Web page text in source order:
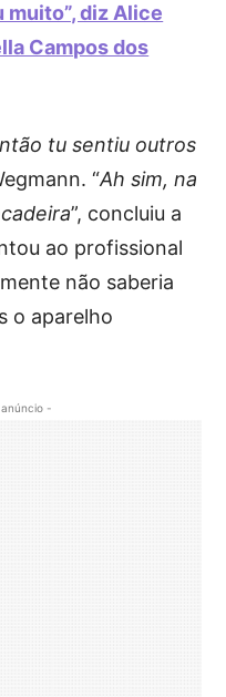
muito”, diz Alice
Campos dos
tu sentiu outros
“Ah sim, na
”, concluiu a
ao profissional
não saberia
o aparelho
-